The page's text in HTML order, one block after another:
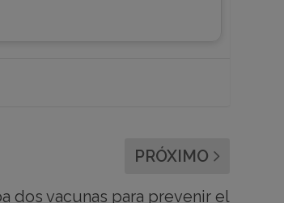
PRÓXIMO
dos vacunas para prevenir el